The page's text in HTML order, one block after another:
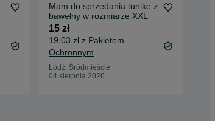
Mam do sprzedania tunike z
bawełny w rozmiarze XXL
15 zł
19,03 zł z Pakietem
Ochronnym
Łódź, Śródmieście
04 sierpnia 2026